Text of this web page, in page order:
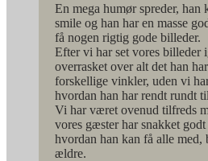
En mega humør spreder, han
smile og han har en masse
få nogen rigtig gode billeder.
Efter vi har set vores billeder
overrasket over alt det han
forskellige vinkler, uden vi
hvordan han har rendt rundt
Vi har været ovenud tilfreds
vores gæster har snakket godt
hvordan han kan få alle med,
ældre.